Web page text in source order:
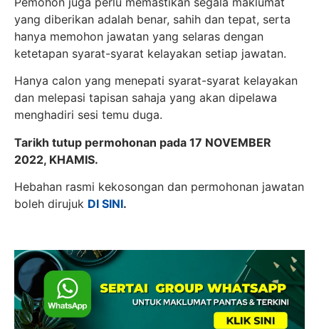
yang diberikan adalah benar, sahih dan tepat, serta
hanya memohon jawatan yang selaras dengan
ketetapan syarat-syarat kelayakan setiap jawatan.
Hanya calon yang menepati syarat-syarat kelayakan
dan melepasi tapisan sahaja yang akan dipelawa
menghadiri sesi temu duga.
Tarikh tutup permohonan pada 17 NOVEMBER
2022, KHAMIS.
Hebahan rasmi kekosongan dan permohonan jawatan
boleh dirujuk DI SINI.